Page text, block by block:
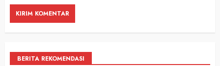
BERITA REKOMENDASI